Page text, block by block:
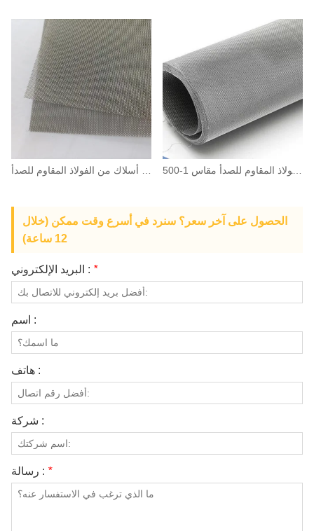
الحصول على آخر سعر؟ سنرد في أسرع وقت ممكن (خلال
12 ساعة)
البريد الإلكتروني : *
اسم :
هاتف :
شركة :
رسالة : *